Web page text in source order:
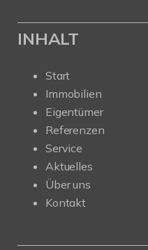
INHALT
Start
Immobilien
Eigentümer
Referenzen
Service
Aktuelles
Über uns
Kontakt